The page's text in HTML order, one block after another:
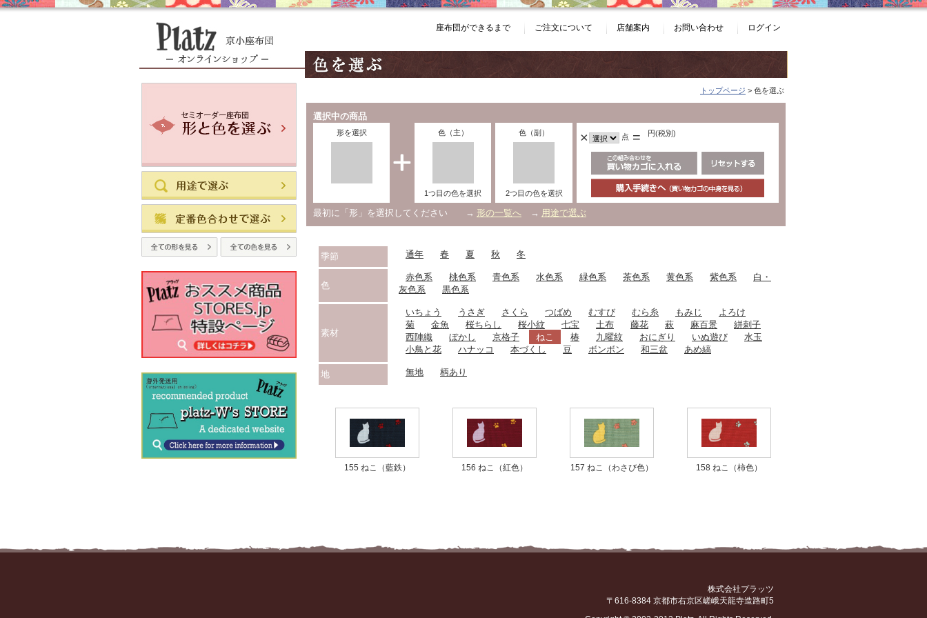
ログイン
お問い合わせ
店舗案内
ご注文について
座布団ができるまで
トップページ > 色を選ぶ
選択中の商品
形を選択 色（主）
1つ目の色を選択
色（副）
2つ目の色を選択
× 点 = 円(税別)
最初に「形」を選択してください → 形の一覧へ → 用途で選ぶ
季節 通年 春 夏 秋 冬
色
赤色系 桃色系 青色系 水色系 緑色系 茶色系 黄色系 紫色系
白・
灰色系
黒色系
素材
いちょう うさぎ さくら つばめ むすび むら糸 もみじ
よろけ
菊
金魚 桜ちらし 桜小紋 七宝 土布 藤花 萩 麻百景
絣刺子
西陣織
ぼかし 京格子 ねこ 椿 九曜紋 おにぎり いぬ遊び
水玉
小鳥と花
ハナッコ 本づくし 豆 ボンボン 和三盆 あめ縞
地 無地 柄あり
155 ねこ（藍鉄） 156 ねこ（紅色） 157 ねこ（わさび色） 158 ねこ（柿色）
株式会社プラッツ
〒616-8384 京都市右京区嵯峨天龍寺造路町5